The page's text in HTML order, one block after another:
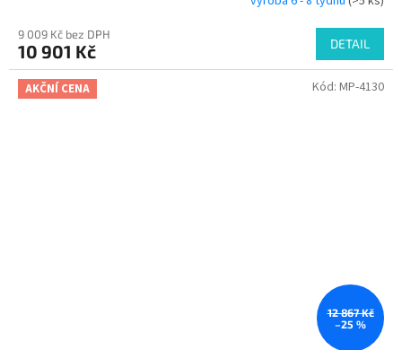
9 009 Kč bez DPH
10 901 Kč DETAIL
AKČNÍ CENA
12 867 Kč
–25 %
Kód: MP-4130